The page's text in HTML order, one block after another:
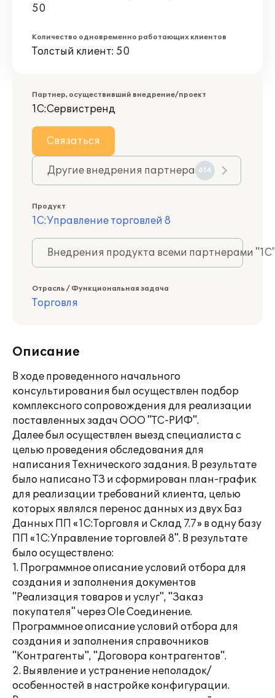
50
Количество одновременно работающих клиентов
Толстый клиент: 50
Партнер, осуществивший внедрение/проект
1С:Сервистренд
Связаться
Другие внедрения партнера 614
Продукт
1С:Управление торговлей 8
Внедрения продукта всеми партнерами
Отрасль / Функциональная задача
Торговля
Описание
В ходе проведенного начального
консультирования был осуществлен подбор
комплексного сопровождения для реализации
поставленных задач ООО "ТС-РИФ".
Далее был осуществлен выезд специалиста с
целью проведения обследования для
написания Технического задания. В результате
было написано ТЗ и сформирован план-график
для реализации требований клиента, целью
которых являлся перенос данных из двух Баз
Данных ПП «1С:Торговля и Склад 7.7» в одну базу
ПП «1С:Управление торговлей 8". В результате
было осуществлено:
1. Программное описание условий отбора для
создания и заполнения документов
"Реализация товаров и услуг", "Заказ
покупателя" через Ole Соединение.
Программное описание условий отбора для
создания и заполнения справочников
"Контрагенты", "Договора контрагентов".
2. Выявление и устранение неполадок/
особенностей в настройке конфигурации.